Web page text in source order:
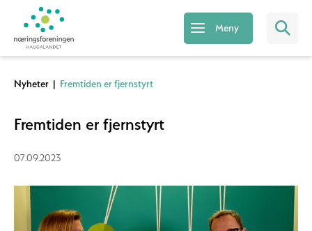
Meny
Nyheter | Fremtiden er fjernstyrt
Fremtiden er fjernstyrt
07.09.2023